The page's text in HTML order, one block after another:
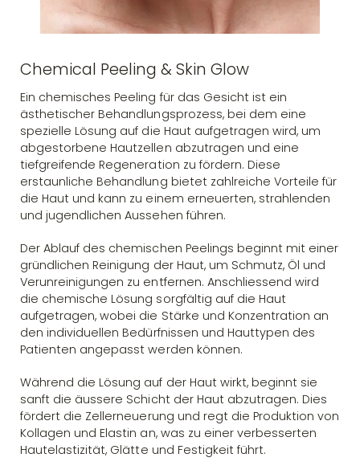
Chemical Peeling & Skin Glow
Ein chemisches Peeling für das Gesicht ist ein
ästhetischer Behandlungsprozess, bei dem eine
spezielle Lösung auf die Haut aufgetragen wird, um
abgestorbene Hautzellen abzutragen und eine
tiefgreifende Regeneration zu fördern. Diese
erstaunliche Behandlung bietet zahlreiche Vorteile für
die Haut und kann zu einem erneuerten, strahlenden
und jugendlichen Aussehen führen.
Der Ablauf des chemischen Peelings beginnt mit einer
gründlichen Reinigung der Haut, um Schmutz, Öl und
Verunreinigungen zu entfernen. Anschliessend wird
die chemische Lösung sorgfältig auf die Haut
aufgetragen, wobei die Stärke und Konzentration an
den individuellen Bedürfnissen und Hauttypen des
Patienten angepasst werden können.
Während die Lösung auf der Haut wirkt, beginnt sie
sanft die äussere Schicht der Haut abzutragen. Dies
fördert die Zellerneuerung und regt die Produktion von
Kollagen und Elastin an, was zu einer verbesserten
Hautelastizität, Glätte und Festigkeit führt.